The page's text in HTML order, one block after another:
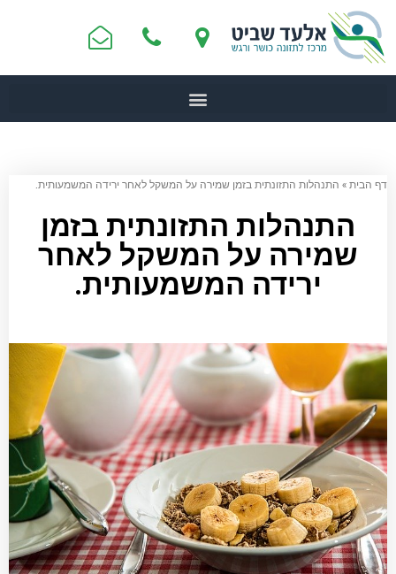
דף הבית» התנהלות התזונתית בזמן שמירה על המשקל לאחר ירידה המשמעותית.
התנהלות התזונתית בזמן
שמירה על המשקל לאחר
ירידה המשמעותית.